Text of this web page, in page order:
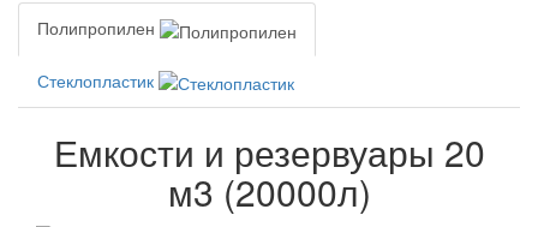
Полипропилен
Стеклопластик
Емкости и резервуары 20
м3 (20000л)